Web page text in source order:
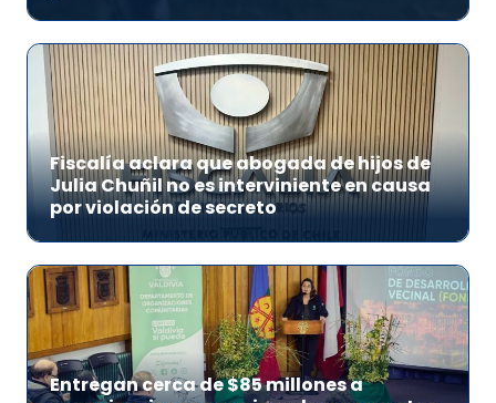
Fiscalía aclara que abogada de hijos de
Julia Chuñil no es interviniente en causa
por violación de secreto
Entregan cerca de $85 millones a